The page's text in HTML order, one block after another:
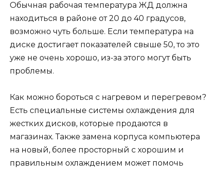
Обычная рабочая температура ЖД должна
находиться в районе от 20 до 40 градусов,
возможно чуть больше. Если температура на
диске достигает показателей свыше 50, то это
уже не очень хорошо, из-за этого могут быть
проблемы.
Как можно бороться с нагревом и перегревом?
Есть специальные системы охлаждения для
жестких дисков, которые продаются в
магазинах. Также замена корпуса компьютера
на новый, более просторный с хорошим и
правильным охлаждением может помочь